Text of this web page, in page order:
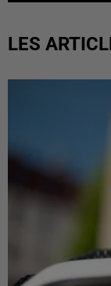
LES